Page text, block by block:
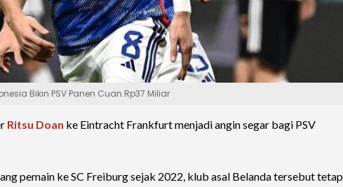
Bikin PSV Panen Cuan Rp37 Miliar
Ritsu Doan ke Eintracht Frankfurt menjadi angin segar bagi PSV
pemain ke SC Freiburg sejak 2022, klub asal Belanda tersebut tetap